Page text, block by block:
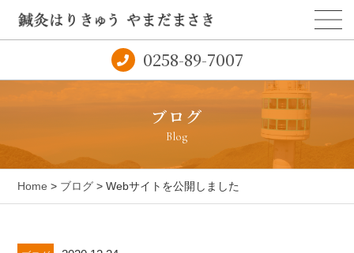
0258-89-7007
ブログ
Blog
Home > ブログ > Webサイトを公開しました